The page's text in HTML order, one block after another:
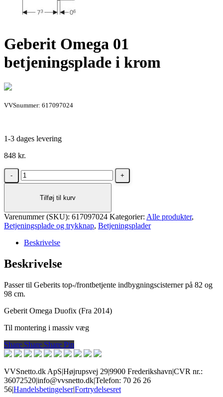
Geberit Omega 01
betjeningsplade i krom
VVSnummer: 617097024
1-3 dages levering
848 kr.
Geberit
Omega
betjeningsplade
krom
antal
Tilføj til kurv
Varenummer (SKU): 617097024 Kategorier: Alle produkter,
Betjeningsplade og trykknap, Betjeningsplader
Beskrivelse
Beskrivelse
Passer til Geberits top-/frontbetjente indbygningscisterner på 82 og
98 cm.
Geberit Omega Duofix (Fra 2014)
Til montering i massiv væg
Share
Share Share Share Pin
VVSnetto.dk ApS|Højrupsvej 29|9900 Frederikshavn|CVR nr.:
36072520|info@vvsnetto.dk|Telefon: 70 26 26
56|Handelsbetingelser|Fortrydelsesret